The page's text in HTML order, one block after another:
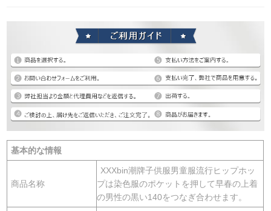
基本的な情報
商品名称
XXXbin潮牌子供服男童服流行ヒップホッ
プは染色服のポケットを押して早春の上着
の男性の黒い140をつなぎ合わせます。